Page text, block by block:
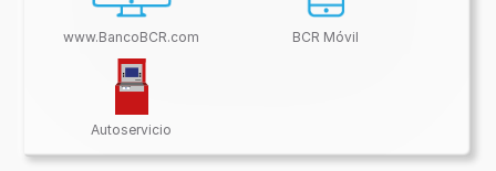
www.BancoBCR.com BCR Móvil
Autoservicio